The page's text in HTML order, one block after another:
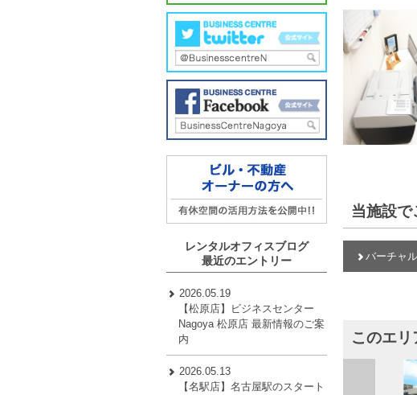
当施設で
バーチャ
このエ
レンタルオフィスブログ
最近のエントリー
2026.05.19
【松原店】ビジネスセンター
Nagoya 松原店 最新情報のご案
内
2026.05.13
【名駅店】名古屋駅のスタート